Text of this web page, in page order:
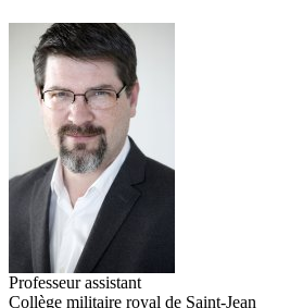
Professeur assistant
Collège militaire royal de Saint-Jean